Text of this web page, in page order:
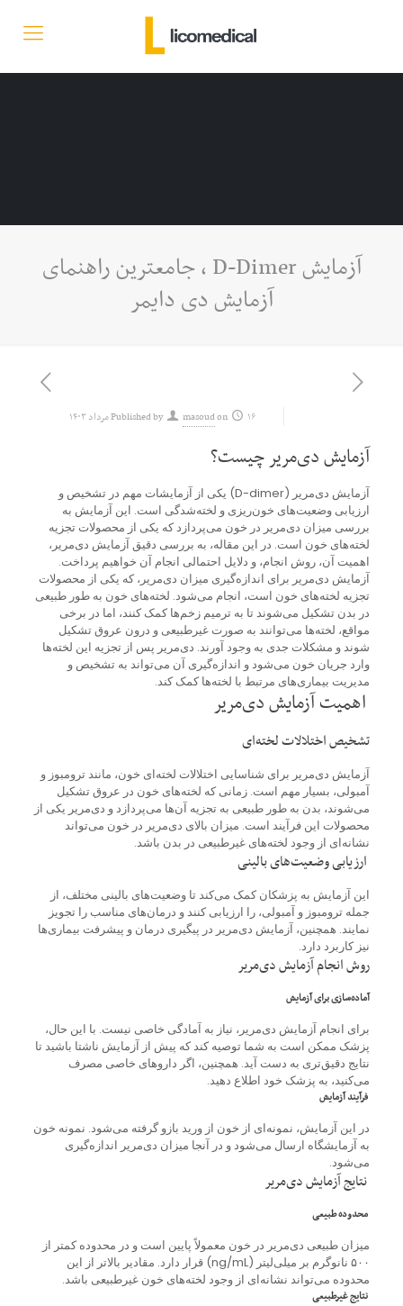
آزمایش D-Dimer ، جامعترین راهنمای
آزمایش دی دایمر
Published by masoudon ۱۶ مرداد ۱۴۰۳
آزمایش دی‌مریر چیست؟
آزمایش دی‌مریر (D-dimer) یکی از آزمایشات مهم در تشخیص و
ارزیابی وضعیت‌های خون‌ریزی و لخته‌شدگی است. این آزمایش به
بررسی میزان دی‌مریر در خون می‌پردازد که یکی از محصولات تجزیه
لخته‌های خون است. در این مقاله، به بررسی دقیق آزمایش دی‌مریر،
اهمیت آن، روش انجام، و دلایل احتمالی انجام آن خواهیم پرداخت.
آزمایش دی‌مریر برای اندازه‌گیری میزان دی‌مریر، که یکی از محصولات
تجزیه لخته‌های خون است، انجام می‌شود. لخته‌های خون به طور طبیعی
در بدن تشکیل می‌شوند تا به ترمیم زخم‌ها کمک کنند، اما در برخی
مواقع، لخته‌ها می‌توانند به صورت غیرطبیعی و درون عروق تشکیل
شوند و مشکلات جدی به وجود آورند. دی‌مریر پس از تجزیه این لخته‌ها
وارد جریان خون می‌شود و اندازه‌گیری آن می‌تواند به تشخیص و
مدیریت بیماری‌های مرتبط با لخته‌ها کمک کند.
اهمیت آزمایش دی‌مریر
تشخیص اختلالات لخته‌ای
آزمایش دی‌مریر برای شناسایی اختلالات لخته‌ای خون، مانند ترومبوز و
آمبولی، بسیار مهم است. زمانی که لخته‌های خون در عروق تشکیل
می‌شوند، بدن به طور طبیعی به تجزیه آن‌ها می‌پردازد و دی‌مریر یکی از
محصولات این فرآیند است. میزان بالای دی‌مریر در خون می‌تواند
نشانه‌ای از وجود لخته‌های غیرطبیعی در بدن باشد.
ارزیابی وضعیت‌های بالینی
این آزمایش به پزشکان کمک می‌کند تا وضعیت‌های بالینی مختلف، از
جمله ترومبوز و آمبولی، را ارزیابی کنند و درمان‌های مناسب را تجویز
نمایند. همچنین، آزمایش دی‌مریر در پیگیری درمان و پیشرفت بیماری‌ها
نیز کاربرد دارد.
روش انجام آزمایش دی‌مریر
آماده‌سازی برای آزمایش
برای انجام آزمایش دی‌مریر، نیاز به آمادگی خاصی نیست. با این حال،
پزشک ممکن است به شما توصیه کند که پیش از آزمایش ناشتا باشید تا
نتایج دقیق‌تری به دست آید. همچنین، اگر داروهای خاصی مصرف
می‌کنید، به پزشک خود اطلاع دهید.
فرآیند آزمایش
در این آزمایش، نمونه‌ای از خون از ورید بازو گرفته می‌شود. نمونه خون
به آزمایشگاه ارسال می‌شود و در آنجا میزان دی‌مریر اندازه‌گیری
می‌شود.
نتایج آزمایش دی‌مریر
محدوده طبیعی
میزان طبیعی دی‌مریر در خون معمولاً پایین است و در محدوده کمتر از
۵۰۰ نانوگرم بر میلی‌لیتر (ng/mL) قرار دارد. مقادیر بالاتر از این
محدوده می‌تواند نشانه‌ای از وجود لخته‌های خون غیرطبیعی باشد.
نتایج غیرطبیعی